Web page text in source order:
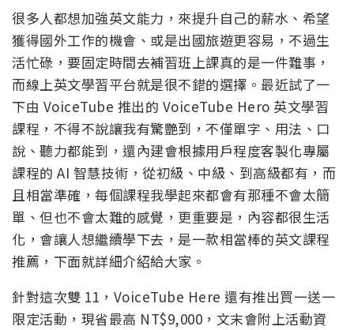
很多人都想加強英文能力，來提升自己的薪水、希望
獲得國外工作的機會、或是出國旅遊更容易，不過生
活忙碌，要固定時間去補習班上課真的是一件難事，
而線上英文學習平台就是很不錯的選擇。最近試了一
下由 VoiceTube 推出的 VoiceTube Hero 英文學習
課程，不得不說讓我有驚艷到，不僅單字、用法、口
說、聽力都能到，還內建會根據用戶程度客製化專屬
課程的 AI 智慧技術，從初級、中級、到高級都有，而
且相當準確，每個課程我學起來都會有那種不會太簡
單、但也不會太難的感覺，更重要是，內容都很生活
化，會讓人想繼續學下去，是一款相當棒的英文課程
推薦，下面就詳細介紹給大家。
針對這次雙 11，VoiceTube Here 還有推出買一送一
限定活動，現省最高 NT$9,000，文末會附上活動資